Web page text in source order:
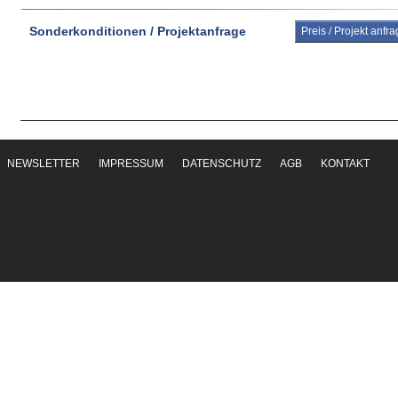
Sonderkonditionen / Projektanfrage Preis / Projekt
NEWSLETTER IMPRESSUM DATENSCHUTZ AGB KONTAKT